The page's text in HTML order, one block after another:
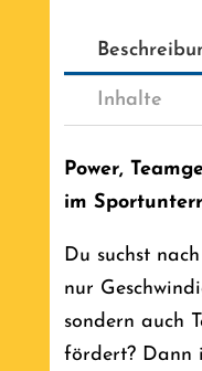
Inhalte
Power,
im
Du suchst
nur
sondern auch
fördert? Dann